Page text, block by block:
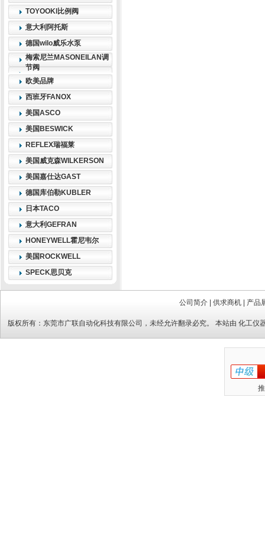
TOYOOKI比例阀
意大利阿托斯
德国wilo威乐水泵
梅索尼兰MASONEILAN调
节阀
欧美品牌
西班牙FANOX
美国ASCO
美国BESWICK
REFLEX瑞福莱
美国威克森WILKERSON
美国嘉仕达GAST
德国库伯勒KUBLER
日本TACO
意大利GEFRAN
HONEYWELL霍尼韦尔
美国ROCKWELL
SPECK思贝克
公司简介 供求商机 产品
版权所有： 东莞市广联自动化科技有限公司 ，未经允许翻录必究。 本站由化工仪